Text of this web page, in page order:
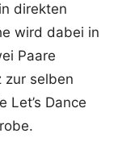
direkten
wird dabei in
Paare
zur selben
Let’s Dance